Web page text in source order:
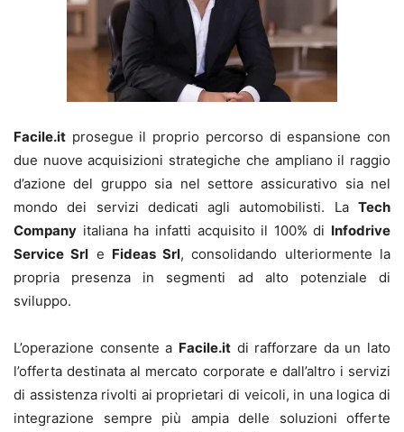
Facile.it prosegue il proprio percorso di espansione con
due nuove acquisizioni strategiche che ampliano il raggio
d’azione del gruppo sia nel settore assicurativo sia nel
mondo dei servizi dedicati agli automobilisti. La Tech
Company italiana ha infatti acquisito il 100% di Infodrive
Service Srl e Fideas Srl, consolidando ulteriormente la
propria presenza in segmenti ad alto potenziale di
sviluppo.
L’operazione consente a Facile.itdi rafforzare da un lato
l’offerta destinata al mercato corporate e dall’altro i servizi
di assistenza rivolti ai proprietari di veicoli, in una logica di
integrazione sempre più ampia delle soluzioni offerte